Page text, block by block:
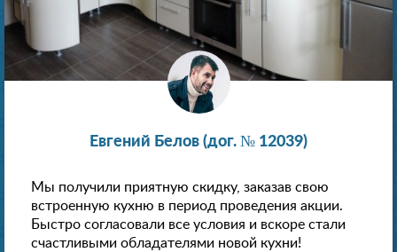
Евгений Белов (дог. № 12039)
Мы получили приятную скидку, заказав свою
встроенную кухню в период проведения акции.
Быстро согласовали все условия и вскоре стали
счастливыми обладателями новой кухни!